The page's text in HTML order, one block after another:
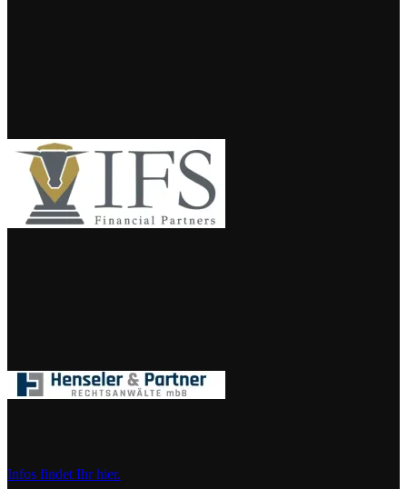
Infos findet Ihr hier.